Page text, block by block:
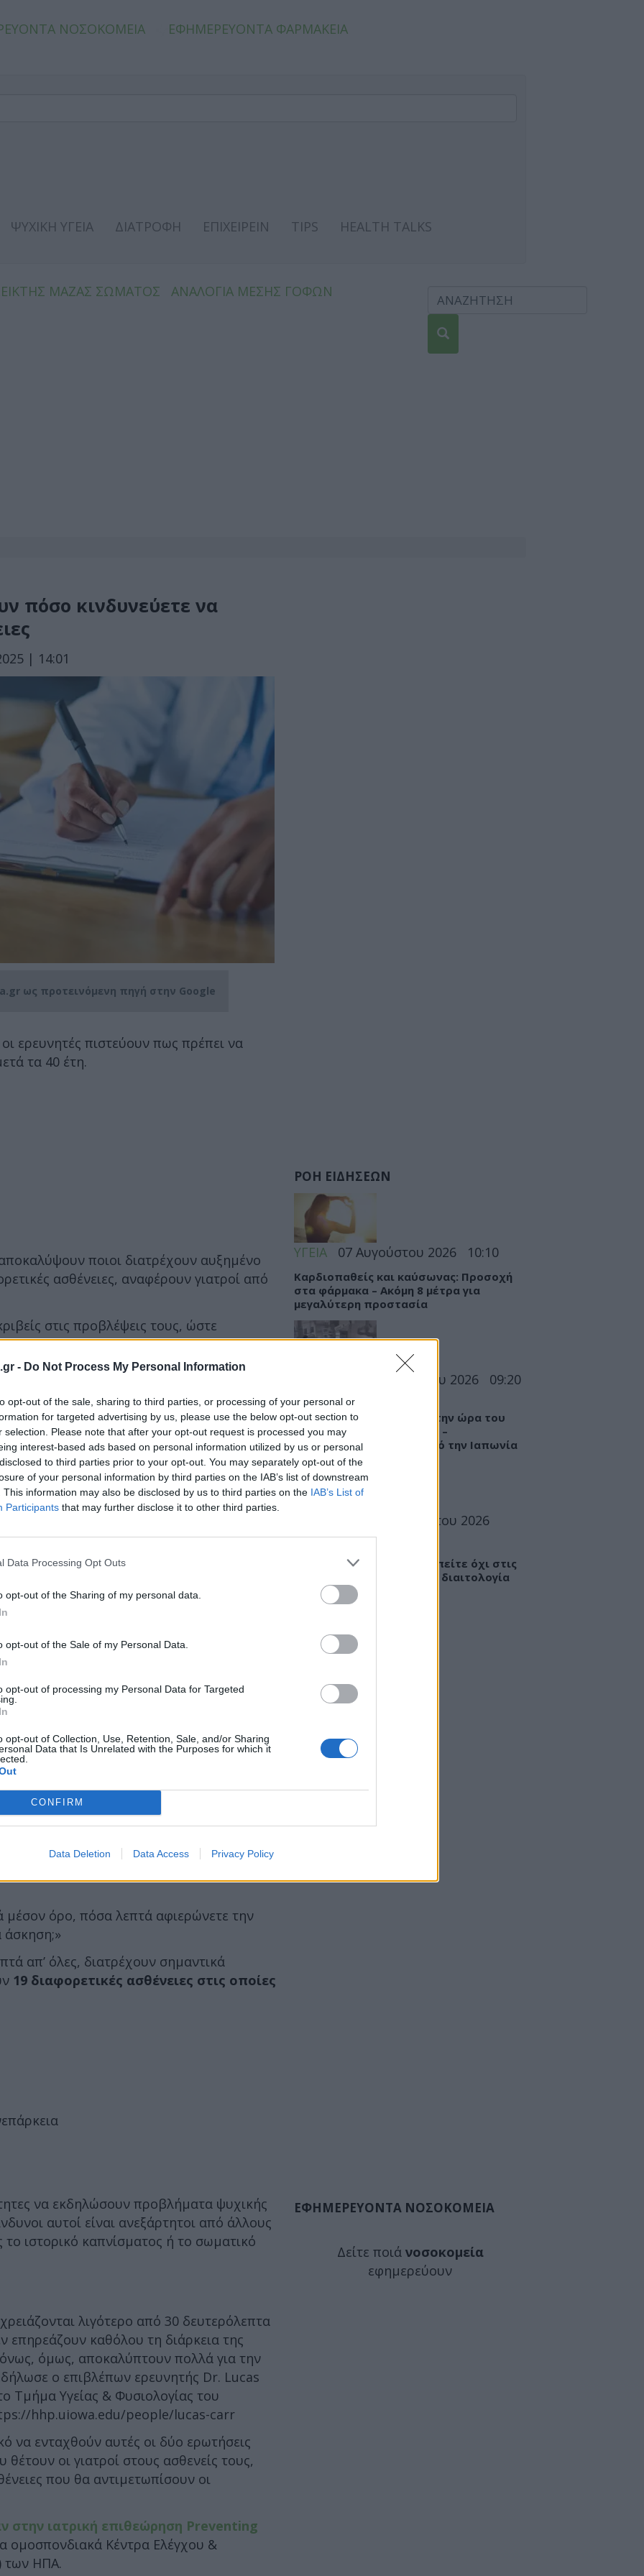
- Do Not Process My Personal Information
opt-out of the sale, sharing to third parties, or processing of your personal or
for targeted advertising by us, please use the below opt-out section to
selection. Please note that after your opt-out request is processed you may
interest-based ads based on personal information utilized by us or personal
to third parties prior to your opt-out. You may separately opt-out of the
of your personal information by third parties on the IAB’s list of downstream
This information may also be disclosed by us to third parties on the IAB’s List of
Participants that may further disclose it to other third parties.
Data Processing Opt Outs
opt-out of the Sharing of my personal data.
opt-out of the Sale of my Personal Data.
opt-out of processing my Personal Data for Targeted
opt-out of Collection, Use, Retention, Sale, and/or Sharing
Data that Is Unrelated with the Purposes for which it
CONFIRM
Data Deletion Data Access Privacy Policy
ΝΟΣΟΚΟΜΕΙΑ ΕΦΗΜΕΡΕΥΟΝΤΑ ΦΑΡΜΑΚΕΙΑ
ΨΥΧΙΚΗ ΥΓΕΙΑ ΔΙΑΤΡΟΦΗ ΕΠΙΧΕΙΡΕΙΝ TIPS
HEALTH TALKS
ΜΑΖΑΣ ΣΩΜΑΤΟΣ
ΑΝΑΛΟΓΙΑ ΜΕΣΗΣ ΓΟΦΩΝ
πόσο κινδυνεύετε να
| 14:01
ως προτεινόμενη πηγή στην Google
ερευνητές πιστεύουν πως πρέπει να
τα 40 έτη.
ποιοι διατρέχουν αυξημένο
ασθένειες, αναφέρουν γιατροί από
στις προβλέψεις τους, ώστε
στοετήσιο τσεκάπ που συνιστάται
.
έντασης άσκηση (π.χ. βάδην με
μέσον όρο, πόσα λεπτά αφιερώνετε την
απ’ όλες, διατρέχουν σημαντικά
19 διαφορετικές ασθένειες στις οποίες
να εκδηλώσουν προβλήματα ψυχικής
αυτοί είναι ανεξάρτητοι από άλλους
ιστορικό καπνίσματος ή το σωματικό
λιγότερο από 30 δευτερόλεπτα
επηρεάζουν καθόλου τη διάρκεια της
όμως, αποκαλύπτουν πολλά για την
ο επιβλέπων ερευνητής Dr. Lucas
Τμήμα Υγείας & Φυσιολογίας του
hhp.uiowa.edu/people/lucas-carr
να ενταχθούν αυτές οι δύο ερωτήσεις
οι γιατροί στους ασθενείς τους,
που θα αντιμετωπίσουν οι
στην ιατρική επιθεώρηση Preventing
ομοσπονδιακά Κέντρα Ελέγχου &
των ΗΠΑ.
ΡΟΗ ΕΙΔΗΣΕΩΝ
ΥΓΕΙΑ 07 Αυγούστου 2026 10:10
Καρδιοπαθείς και καύσωνας: Προσοχή
στα φάρμακα – Ακόμη 8 μέτρα για
μεγαλύτερη προστασία
07 Αυγούστου 2026 09:20
Γιατροί προσπαθούν να
προστατεύσουν ασθενή την ώρα του
σεισμού στο χειρουργείο –
Συγκλονιστικό βίντεο από την Ιαπωνία
07 Αυγούστου 2026
08:45
Διατροφολόγοι: Γιατί να πείτε όχι στις
δίαιτες του ίντερνετ – «Η διαιτολογία
δεν είναι lifestyle»
ΕΦΗΜΕΡΕΥΟΝΤΑ ΝΟΣΟΚΟΜΕΙΑ
Δείτε ποιά νοσοκομεία
εφημερεύουν